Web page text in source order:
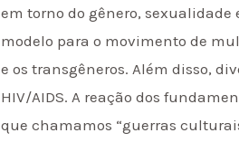
em torno do gênero, sexualidade
modelo para o movimento de
e os transgêneros. Além disso,
HIV/AIDS. A reação dos
que chamamos “guerras